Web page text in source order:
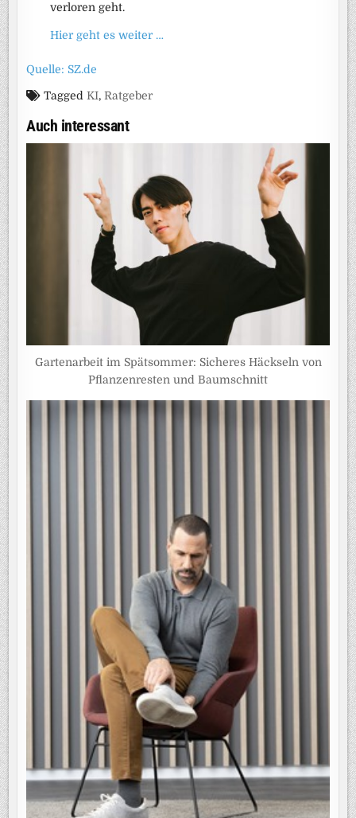
verloren geht.
Hier geht es weiter …
Quelle: SZ.de
TaggedKI,Ratgeber
Auch interessant
Gartenarbeit im Spätsommer: Sicheres Häckseln von
Pflanzenresten und Baumschnitt